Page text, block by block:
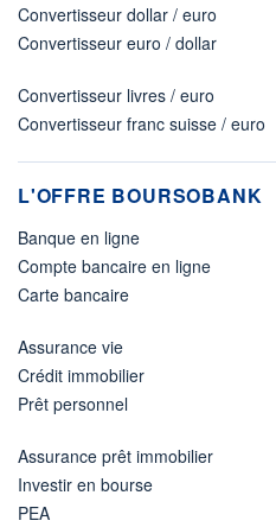
Convertisseur dollar / euro
Convertisseur euro / dollar
Convertisseur livres / euro
Convertisseur franc suisse / euro
L'OFFRE BOURSOBANK
Banque en ligne
Compte bancaire en ligne
Carte bancaire
Assurance vie
Crédit immobilier
Prêt personnel
Assurance prêt immobilier
Investir en bourse
PEA